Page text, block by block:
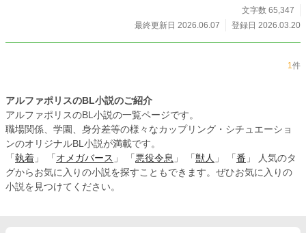
文字数 65,347
最終更新日 2026.06.07
登録日 2026.03.20
1件
アルファポリスのBL小説のご紹介
アルファポリスのBL小説の一覧ページです。
職場関係、学園、身分差等の様々なカップリング・シチュエーショ
ンのオリジナルBL小説が満載です。
「 執着 」 「 オメガバース 」 「 悪役令息 」 「 獣人 」 「 番 」 人気のタ
グからお気に入りの小説を探すこともできます。ぜひお気に入りの
小説を見つけてください。